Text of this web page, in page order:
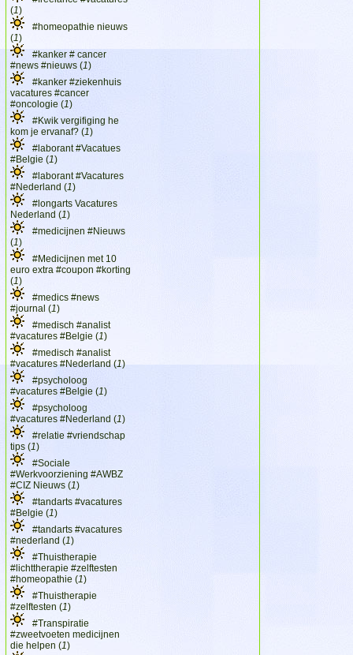
(1)
#homeopathie nieuws
(1)
#kanker # cancer
#news #nieuws (1)
#kanker #ziekenhuis
vacatures #cancer
#oncologie (1)
#Kwik vergifiging he
kom je ervanaf? (1)
#laborant #Vacatues
#Belgie (1)
#laborant #Vacatures
#Nederland (1)
#longarts Vacatures
Nederland (1)
#medicijnen #Nieuws
(1)
#Medicijnen met 10
euro extra #coupon #korting
(1)
#medics #news
#journal (1)
#medisch #analist
#vacatures #Belgie (1)
#medisch #analist
#vacatures #Nederland (1)
#psycholoog
#vacatures #Belgie (1)
#psycholoog
#vacatures #Nederland (1)
#relatie #vriendschap
tips (1)
#Sociale
#Werkvoorziening #AWBZ
#CIZ Nieuws (1)
#tandarts #vacatures
#Belgie (1)
#tandarts #vacatures
#nederland (1)
#Thuistherapie
#lichttherapie #zelftesten
#homeopathie (1)
#Thuistherapie
#zelftesten (1)
#Transpiratie
#zweetvoeten medicijnen
die helpen (1)